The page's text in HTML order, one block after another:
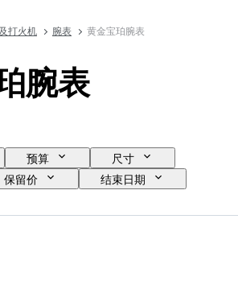
打火机 腕表 黄金宝珀腕表
腕表
预算
尺寸
保留价
结束日期